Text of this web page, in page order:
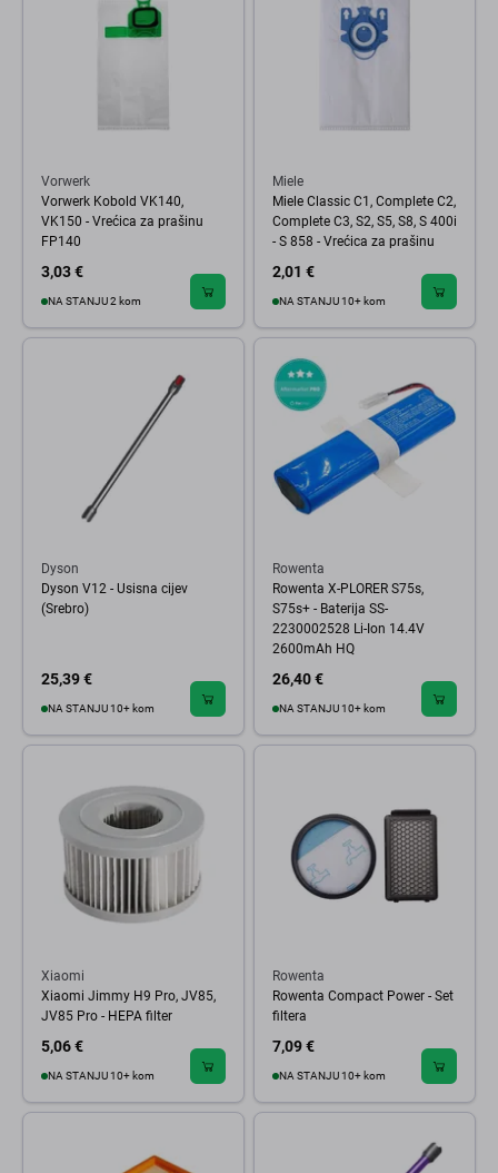
Vorwerk
Vorwerk Kobold VK140,
VK150 - Vrećica za prašinu
FP140
3,03 €
NA STANJU 2 kom
Miele
Miele Classic C1, Complete C2,
Complete C3, S2, S5, S8, S 400i
- S 858 - Vrećica za prašinu
2,01 €
NA STANJU 10+ kom
Dyson
Dyson V12 - Usisna cijev
(Srebro)
25,39 €
NA STANJU 10+ kom
Rowenta
Rowenta X-PLORER S75s,
S75s+ - Baterija SS-
2230002528 Li-Ion 14.4V
2600mAh HQ
26,40 €
NA STANJU 10+ kom
Xiaomi
Xiaomi Jimmy H9 Pro, JV85,
JV85 Pro - HEPA filter
5,06 €
NA STANJU 10+ kom
Rowenta
Rowenta Compact Power - Set
filtera
7,09 €
NA STANJU 10+ kom